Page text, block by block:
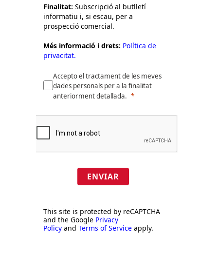
Finalitat: Subscripció al butlletí
informatiu i, si escau, per a
prospecció comercial.
Més informació i drets: Política de
privacitat.
Accepto el tractament de les meves
dades personals per a la finalitat
anteriorment detallada.
ENVIAR
This site is protected by reCAPTCHA
and the Google Privacy
Policy and Terms of Service apply.